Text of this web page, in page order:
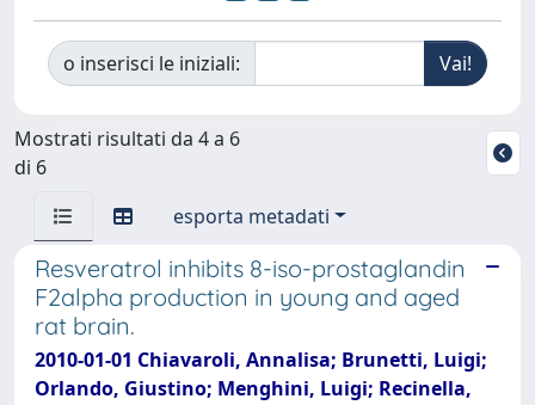
o inserisci le iniziali:
Mostrati risultati da 4 a 6
di 6
esporta metadati
Resveratrol inhibits 8-iso-prostaglandin
F2alpha production in young and aged
rat brain.
2010-01-01 Chiavaroli, Annalisa; Brunetti, Luigi;
Orlando, Giustino; Menghini, Luigi; Recinella,